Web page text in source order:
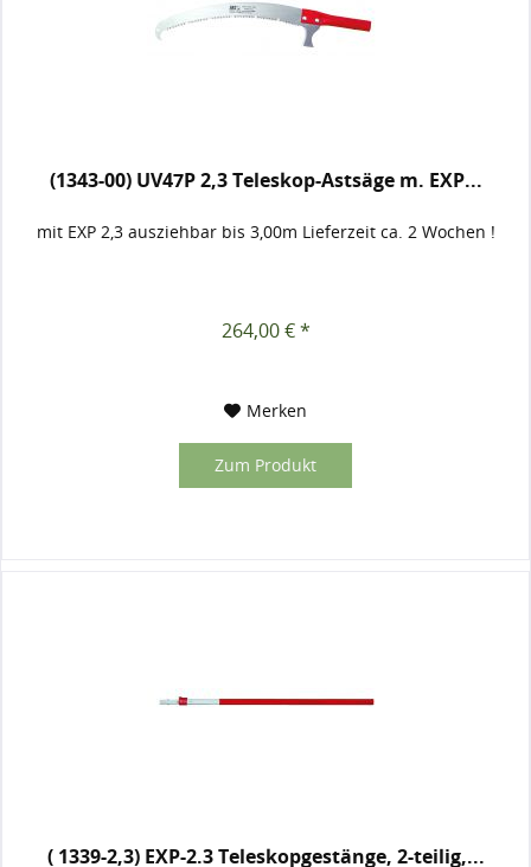
(1343-00) UV47P 2,3 Teleskop-Astsäge m. EXP...
mit EXP 2,3 ausziehbar bis 3,00m Lieferzeit ca. 2 Wochen !
264,00 € *
Merken
Zum Produkt
( 1339-2,3) EXP-2.3 Teleskopgestänge, 2-teilig,...